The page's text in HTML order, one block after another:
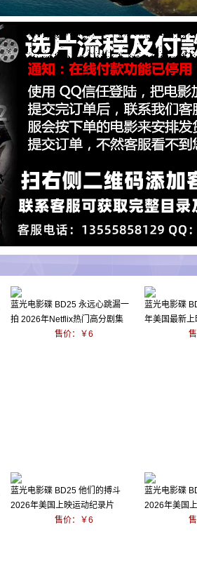
蓝光电影碟 BD25 永远心跳漏一
拍 2026年Netflix热门高分剧集
售价：￥6
蓝光电影碟
年美国最新
蓝光电影碟 BD25 他们的搏斗
2026年美国上映运动纪录片
售价：￥6
蓝光电影碟
2026年美国